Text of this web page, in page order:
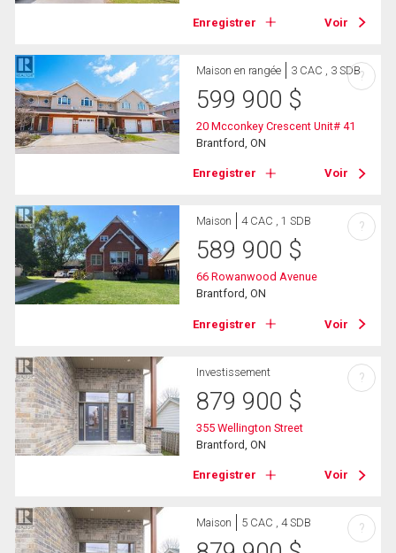
Enregistrer Voir
Maison en rangée 3 CAC , 3 SDB
599 900 $
20 Mcconkey Crescent Unit# 41
Brantford, ON
Enregistrer Voir
?
Maison 4 CAC , 1 SDB
589 900 $
66 Rowanwood Avenue
Brantford, ON
Enregistrer Voir
?
Investissement
879 900 $
355 Wellington Street
Brantford, ON
Enregistrer Voir
?
Maison 5 CAC , 4 SDB ?